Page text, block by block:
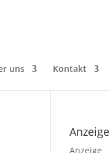
uns Kontakt
Anzeige
Anzeige